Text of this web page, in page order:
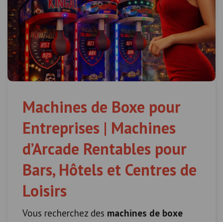
Machines de Boxe pour
Entreprises | Machines
d’Arcade Rentables pour
Bars, Hôtels et Centres de
Loisirs
Vous recherchez des machines de boxe